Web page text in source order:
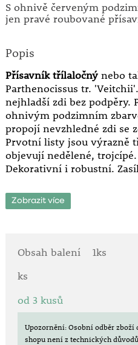
S ohnivě červeným
jen pravé roubované
Popis
Přísavník třílaločnýnebo
Parthenocissus tr.
nejhladší zdi bez podpěry.
ohnivým podzimním
propojí nevzhledné zdi se
Prvotní listy jsou výrazně
objevují nedělené, trojcípé.
Dekorativní i robustní.
Stanoviště: plné slunce -
Výška: 8 - 12 m.
S ohnivě červeným
Zobrazit více
Obsah balení
1ks
ks
od 3 kusů
Upozornění: Osobní odběr
shopu není z technických